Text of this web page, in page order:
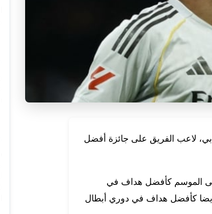
لاعب الفريق على جائزة أفضل
أنهى الموسم كأفضل هداف في
وأيضا كأفضل هداف في دوري أبطال